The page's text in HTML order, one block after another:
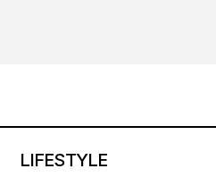
LIFESTYLE